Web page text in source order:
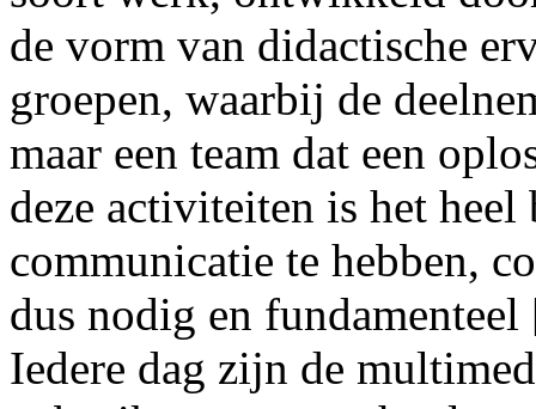
de vorm van didactische
groepen, waarbij de
maar een team dat een
deze activiteiten is het
communicatie te hebben,
dus nodig en
Iedere dag zijn de